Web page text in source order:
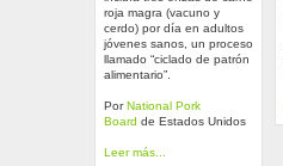
roja magra (vacuno y
cerdo) por día en adultos
jóvenes sanos, un proceso
llamado “ciclado de patrón
alimentario”.
PorNational Pork
Board de Estados Unidos
Leer más...